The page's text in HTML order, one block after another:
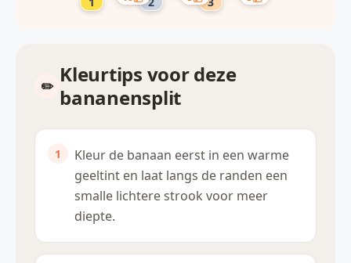
Kleurtips voor deze
bananensplit
Kleur de banaan eerst in een warme
geeltint en laat langs de randen een
smalle lichtere strook voor meer
diepte.